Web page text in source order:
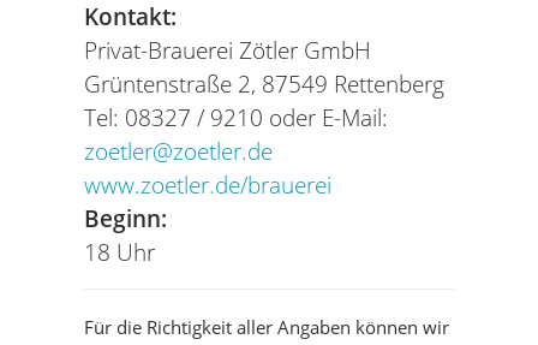
Kontakt:
Privat-Brauerei Zötler GmbH
Grüntenstraße 2, 87549 Rettenberg
Tel: 08327 / 9210 oder E-Mail:
zoetler@zoetler.de
www.zoetler.de/brauerei
Beginn:
18 Uhr
Für die Richtigkeit aller Angaben können wir